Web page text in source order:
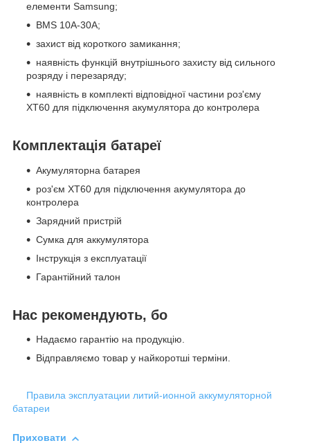
елементи Samsung;
BMS 10А-30А;
захист від короткого замикання;
наявність функцій внутрішнього захисту від сильного
розряду і перезаряду;
наявність в комплекті відповідної частини роз'єму
XT60 для підключення акумулятора до контролера
Комплектація батареї
Акумуляторна батарея
роз'єм XT60 для підключення акумулятора до
контролера
Зарядний пристрій
Сумка для аккумулятора
Інструкція з експлуатації
Гарантійний талон
Нас рекомендують, бо
Надаємо гарантію на продукцію.
Відправляємо товар у найкоротші терміни.
Правила эксплуатации литий-ионной аккумуляторной
батареи
Приховати